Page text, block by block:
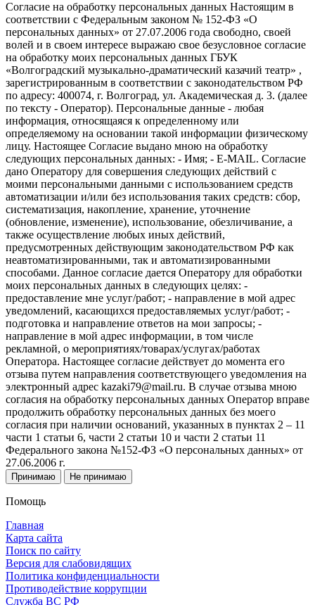
Согласие на обработку персональных данных Настоящим в
соответствии с Федеральным законом № 152-ФЗ «О
персональных данных» от 27.07.2006 года свободно, своей
волей и в своем интересе выражаю свое безусловное согласие
на обработку моих персональных данных ГБУК
«Волгоградский музыкально-драматический казачий театр» ,
зарегистрированным в соответствии с законодательством РФ
по адресу: 400074, г. Волгоград, ул. Академическая д. 3. (далее
по тексту - Оператор). Персональные данные - любая
информация, относящаяся к определенному или
определяемому на основании такой информации физическому
лицу. Настоящее Согласие выдано мною на обработку
следующих персональных данных: - Имя; - E-MAIL. Согласие
дано Оператору для совершения следующих действий с
моими персональными данными с использованием средств
автоматизации и/или без использования таких средств: сбор,
систематизация, накопление, хранение, уточнение
(обновление, изменение), использование, обезличивание, а
также осуществление любых иных действий,
предусмотренных действующим законодательством РФ как
неавтоматизированными, так и автоматизированными
способами. Данное согласие дается Оператору для обработки
моих персональных данных в следующих целях: -
предоставление мне услуг/работ; - направление в мой адрес
уведомлений, касающихся предоставляемых услуг/работ; -
подготовка и направление ответов на мои запросы; -
направление в мой адрес информации, в том числе
рекламной, о мероприятиях/товарах/услугах/работах
Оператора. Настоящее согласие действует до момента его
отзыва путем направления соответствующего уведомления на
электронный адрес kazaki79@mail.ru. В случае отзыва мною
согласия на обработку персональных данных Оператор вправе
продолжить обработку персональных данных без моего
согласия при наличии оснований, указанных в пунктах 2 – 11
части 1 статьи 6, части 2 статьи 10 и части 2 статьи 11
Федерального закона №152-ФЗ «О персональных данных» от
27.06.2006 г.
Принимаю Не принимаю
Помощь
Главная
Карта сайта
Поиск по сайту
Версия для слабовидящих
Политика конфиденциальности
Противодействие коррупции
Служба ВС РФ